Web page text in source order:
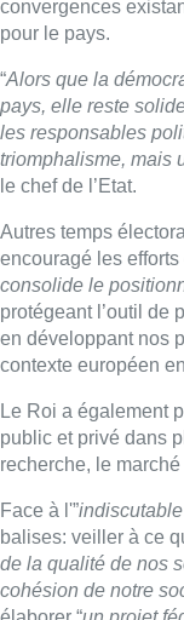
en développant nos
contexte européen
Le Roi a également
public et privé dans
recherche, le marché
Face à l'”indiscutable
de la qualité de nos
cohésion de notre
élaborer “un projet
encourage
Le chef de l’Etat a
rappelé l’impact de
ses 450 millions
à-vis de l’extérieur,
thèmes comme la
perte de biodiversité,
Belga